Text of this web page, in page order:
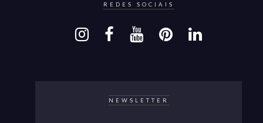
REDES SOCIAIS
NEWSLETTER